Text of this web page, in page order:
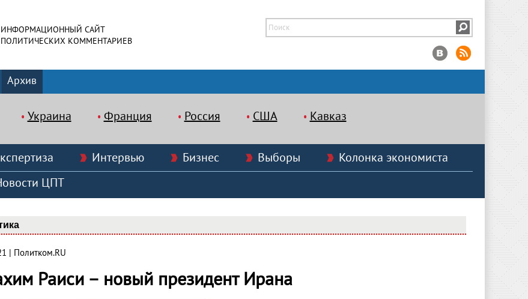
ИНФОРМАЦИОННЫЙ САЙТ
ПОЛИТИЧЕСКИХ КОММЕНТАРИЕВ
Архив
Украина Франция Россия США Кавказ
Интервью Бизнес Выборы
Колонка экономиста
ЦПТ
| Политком.RU
Раиси – новый президент Ирана